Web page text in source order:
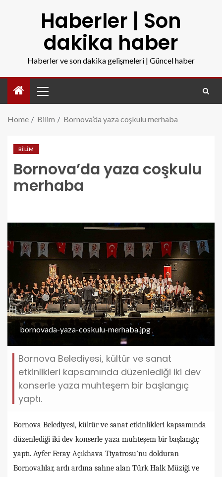
Haberler | Son
dakika haber
Haberler ve son dakika gelişmeleri | Güncel haber
Home Bilim Bornova’da yaza coşkulu merhaba
BILIM
Bornova’da yaza coşkulu
merhaba
bornovada-yaza-coskulu-merhaba.jpg
Bornova Belediyesi, kültür ve sanat
etkinlikleri kapsamında düzenlediği iki dev
konserle yaza muhteşem bir başlangıç
yaptı.
Bornova Belediyesi, kültür ve sanat etkinlikleri kapsamında
düzenlediği iki dev konserle yaza muhteşem bir başlangıç
yaptı. Ayfer Feray Açıkhava Tiyatrosu’nu dolduran
Bornovalılar, ardı ardına sahne alan Türk Halk Müziği ve